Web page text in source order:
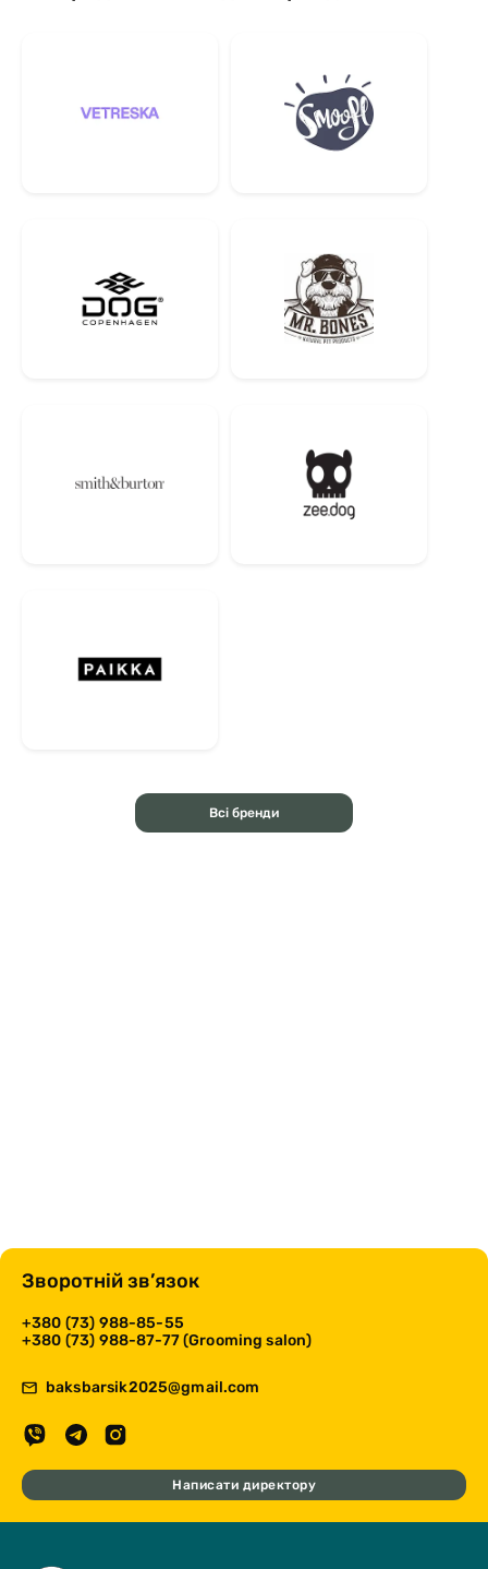
Всі бренди
Зворотній зв’язок
+380 (73) 988-85-55
+380 (73) 988-87-77 (Grooming salon)
baksbarsik2025@gmail.com
Написати директору